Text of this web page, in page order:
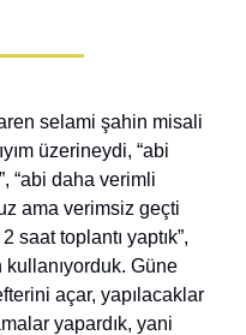
selami şahin misali
üzerineydi, “abi
“abi daha verimli
ama verimsiz geçti
saat toplantı yaptık”,
Güne
açar, yapılacaklar
yapardık, yani